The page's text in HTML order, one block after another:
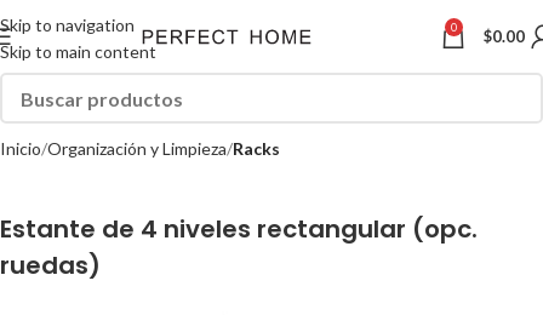
Skip to navigation
Skip to main content
0 $0.00
Inicio Organización y Limpieza Racks
Estante de 4 niveles rectangular (opc.
ruedas)